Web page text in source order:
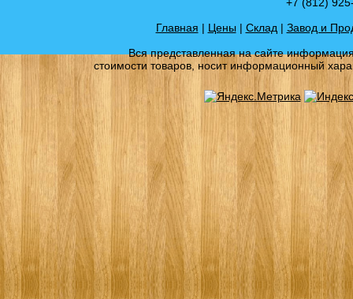
Главная | Цены| Склад | Завод и
Вся представленная на сайте
стоимости товаров, носит информационный